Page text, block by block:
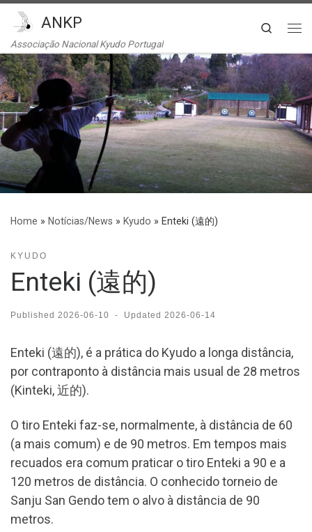
Skip to content
ANKP
Associação Nacional Kyudo Portugal
Search
Home » Notícias/News » Kyudo » Enteki (遠的)
KYUDO
Enteki (遠的)
Published 2026-06-10 - Updated 2026-06-14
Enteki (遠的), é a prática do Kyudo a longa distância,
por contraponto à distância mais usual de 28 metros
(Kinteki, 近的).
O tiro Enteki faz-se, normalmente, à distância de 60
(a mais comum) e de 90 metros. Em tempos mais
recuados era comum praticar o tiro Enteki a 90 e a
120 metros de distância. O conhecido torneio de
Sanju San Gendo tem o alvo à distância de 90
metros.